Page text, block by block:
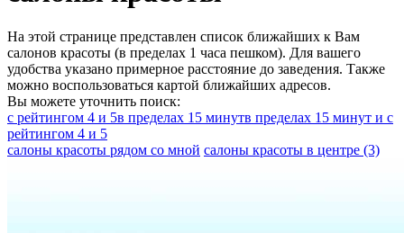
На этой странице представлен список ближайших к Вам
салонов красоты (в пределах 1 часа пешком). Для вашего
удобства указано примерное расстояние до заведения. Также
можно воспользоваться картой ближайших адресов.
Вы можете уточнить поиск:
с рейтингом 4 и 5в пределах 15 минутв пределах 15 минут и с
рейтингом 4 и 5
салоны красоты рядом со мной салоны красоты в центре (3)